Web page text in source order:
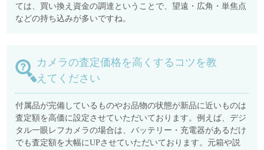
ては、買い換え資金の調達ということで、望遠・広角・単焦点
などの持ち込みが多いですね。
カメラの査定価格を高くするコツを教
えてください
付属品が完備しているものやお品物の状態が新品に近いものは
査定額を高価に設定させていただいております。例えば、デジ
タル一眼レフカメラの場合は、バッテリー・充電器があるだけ
でも査定額を大幅にUPさせていただいております。元箱や説